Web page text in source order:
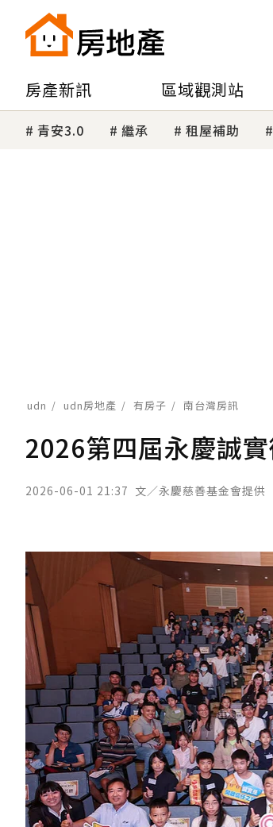
房產新訊 區域觀測站
青安3.0 繼承 租屋補助
udn udn房地產 有房子 南台灣房訊
2026第四屆永慶誠
2026-06-01 21:37 文／永慶慈善基金會提供